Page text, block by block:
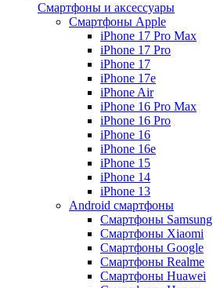
Смартфоны и аксессуары
Смартфоны Apple
iPhone 17 Pro Max
iPhone 17 Pro
iPhone 17
iPhone 17e
iPhone Air
iPhone 16 Pro Max
iPhone 16 Pro
iPhone 16
iPhone 16e
iPhone 15
iPhone 14
iPhone 13
Android cмартфоны
Смартфоны Samsung
Смартфоны Xiaomi
Смартфоны Google
Смартфоны Realme
Смартфоны Huawei